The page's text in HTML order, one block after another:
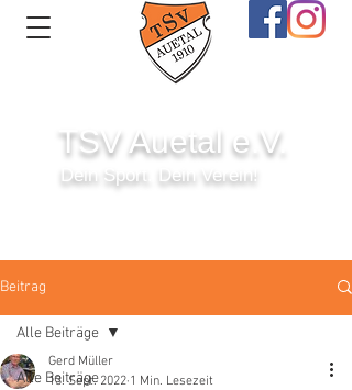
TSV Auetal e.V.
Dein Sport. Dein Verein!
Beitrag
Alle Beiträge
Alle Beiträge
Gerd Müller
13. Sept. 2022 1 Min. Lesezeit